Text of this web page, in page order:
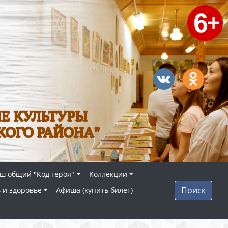
КУЛЬТУРЫ
РАЙОНА"
общий "Код героя"
Коллекции
и здоровье
Афиша (купить билет) Поиск